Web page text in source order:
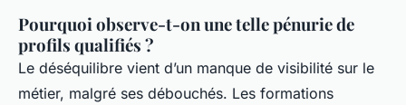
Pourquoi observe-t-on une telle pénurie de
profils qualifiés ?
Le déséquilibre vient d’un manque de visibilité sur le
métier, malgré ses débouchés. Les formations